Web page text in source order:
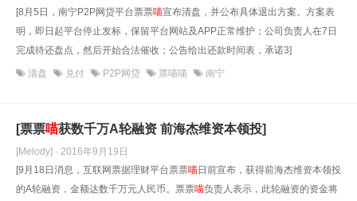
[8月5日，南宁P2P网贷平台票票喵宣布清盘，并公布具体退出方案。方案表
明，即日起平台停止发标，保留平台网站及APP正常维护；公司负责人在7日
完成待还盘点，然后开始合法催收；公告给出还款时间表，承诺3]
清盘 兑付 P2P网贷 票喵喵 南宁
[票票喵获数千万A轮融资 前海杰维资本领投]
[Melody] · 2016年9月19日
[9月18日消息，互联网票据理财平台票票喵日前宣布，获得前海杰维资本领投
的A轮融资，金额达数千万元人民币。票票喵负责人表示，此轮融资的资金将